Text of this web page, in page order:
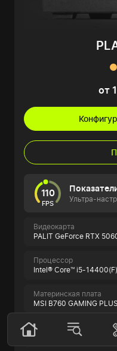
от
110
FPS Ультра-
Видеокарта
PALIT GeForce RTX
Процессор
Intel® Core™ i5-14400(F)
Материнская плата
MSI B760 GAMING PLUS
Оперативная память
16GB XPG Lancer Blade